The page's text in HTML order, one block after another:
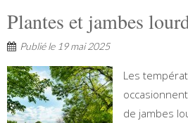
Plantes et jambes
Publié le 19 mai 2025
Les
de jambes